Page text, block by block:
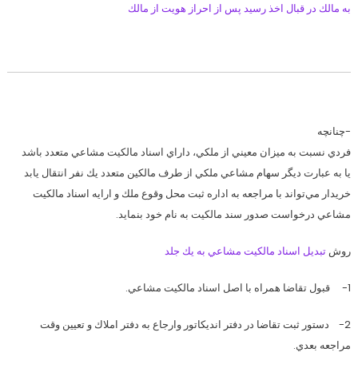
به مالك در قبال اخذ رسيد پس از احراز هويت از مالك
-چنانچه
فردي نسبت به ميزان معيني از ملكي، داراي اسناد مالكيت مشاعي متعدد باشد
يا به عبارت ديگر سهام مشاعي ملكي از طرف مالكين متعدد يك نفر انتقال يابد
خريدار مي‌تواند با مراجعه به اداره ثبت محل وقوع ملك و ارايه اسناد مالكيت
مشاعي درخواست صدور سند مالكيت به نام خود بنمايد.
روشتبديل اسناد مالكيت مشاعي به يك جلد
1- قبول تقاضا همراه با اصل اسناد مالكيت مشاعي.
2- دستور ثبت تقاضا در دفتر انديكاتور وارجاع به دفتر املاك و تعيين وقت
مراجعه بعدي.